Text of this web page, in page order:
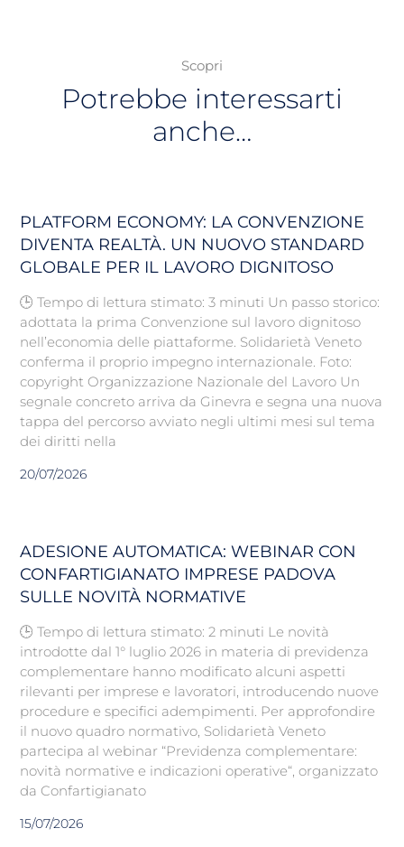
Scopri
Potrebbe interessarti
anche…
PLATFORM ECONOMY: LA CONVENZIONE
DIVENTA REALTÀ. UN NUOVO STANDARD
GLOBALE PER IL LAVORO DIGNITOSO
🕒 Tempo di lettura stimato: 3 minuti Un passo storico:
adottata la prima Convenzione sul lavoro dignitoso
nell’economia delle piattaforme. Solidarietà Veneto
conferma il proprio impegno internazionale. Foto:
copyright Organizzazione Nazionale del Lavoro Un
segnale concreto arriva da Ginevra e segna una nuova
tappa del percorso avviato negli ultimi mesi sul tema
dei diritti nella
20/07/2026
ADESIONE AUTOMATICA: WEBINAR CON
CONFARTIGIANATO IMPRESE PADOVA
SULLE NOVITÀ NORMATIVE
🕒 Tempo di lettura stimato: 2 minuti Le novità
introdotte dal 1° luglio 2026 in materia di previdenza
complementare hanno modificato alcuni aspetti
rilevanti per imprese e lavoratori, introducendo nuove
procedure e specifici adempimenti. Per approfondire
il nuovo quadro normativo, Solidarietà Veneto
partecipa al webinar “Previdenza complementare:
novità normative e indicazioni operative“, organizzato
da Confartigianato
15/07/2026